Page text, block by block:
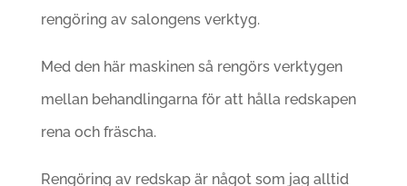
rengöring av salongens verktyg.
Med den här maskinen så rengörs verktygen
mellan behandlingarna för att hålla redskapen
rena och fräscha.
Rengöring av redskap är något som jag alltid